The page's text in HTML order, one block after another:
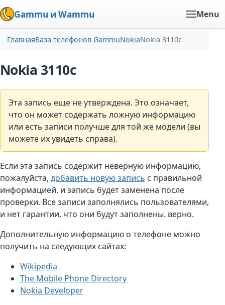
Gammu и Wammu Menu
ГлавнаяБаза телефонов GammuNokiaNokia 3110c
Nokia 3110c
Эта запись еще не утверждена. Это означает,
что он может содержать ложную информацию
или есть записи получше для той же модели (вы
можете их увидеть справа).
Если эта запись содержит неверную информацию,
пожалуйста, добавить новую запись с правильной
информацией, и запись будет заменена после
проверки. Все записи заполнялись пользователями,
и нет гарантии, что они будут заполнены. верно.
Дополнительную информацию о телефоне можно
получить на следующих сайтах:
Wikipedia
The Mobile Phone Directory
Nokia Developer